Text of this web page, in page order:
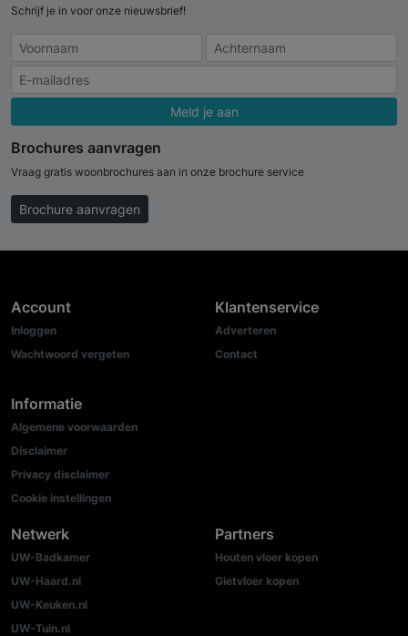
Schrijf je in voor onze nieuwsbrief!
Meld je aan
Brochures aanvragen
Vraag gratis woonbrochures aan in onze brochure service
Brochure aanvragen
Account
Inloggen
Wachtwoord vergeten
Informatie
Algemene voorwaarden
Disclaimer
Privacy disclaimer
Cookie instellingen
Klantenservice
Adverteren
Contact
Netwerk
UW-Badkamer
UW-Haard.nl
UW-Keuken.nl
UW-Tuin.nl
Partners
Houten vloer kopen
Gietvloer kopen